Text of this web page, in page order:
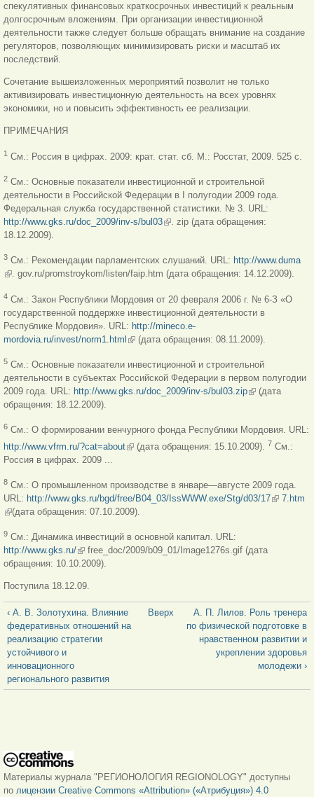
спекулятивных финансовых краткосрочных инвестиций к реальным
долгосрочным вложениям. При организации инвестиционной
деятельности также следует больше обращать внимание на создание
регуляторов, позволяющих минимизировать риски и масштаб их
последствий.
Сочетание вышеизложенных мероприятий позволит не только
активизировать инвестиционную деятельность на всех уровнях
экономики, но и повысить эффективность ее реализации.
ПРИМЕЧАНИЯ
1 См.: Россия в цифрах. 2009: крат. стат. сб. M.: Росстат, 2009. 525 с.
2 См.: Основные показатели инвестиционной и строительной
деятельности в Российской Федерации в I полугодии 2009 года.
Федеральная служба государственной статистики. № 3. URL:
http://www.gks.ru/doc_2009/inv-s/bul03(внешняя ссылка)
. zip (дата обращения:
18.12.2009).
3 См.: Рекомендации парламентских слушаний. URL: http://www.duma
(внешняя ссылка)
. gov.ru/promstroykom/listen/faip.htm (дата обращения: 14.12.2009).
4 См.: Закон Республики Мордовия от 20 февраля 2006 г. № 6-З «О
государственной поддержке инвестиционной деятельности в
Республике Мордовия». URL: http://mineco.e-
mordovia.ru/invest/norm1.html (внешняя ссылка)
(дата обращения: 08.11.2009).
5 См.: Основные показатели инвестиционной и строительной
деятельности в субъектах Российской Федерации в первом полугодии
2009 года. URL: http://www.gks.ru/doc_2009/inv-s/bul03.zip(внешняя
(дата
обращения: 18.12.2009).
6 См.: О формировании венчурного фонда Республики Мордовия. URL:
http://www.vfrm.ru/?cat=about(внешняя ссылка)
(дата обращения: 15.10.2009). 7 См.:
Россия в цифрах. 2009 ...
8 См.: О промышленном производстве в январе—августе 2009 года.
URL: http://www.gks.ru/bgd/free/B04_03/IssWWW.exe/Stg/d03/17(внешняя
7.htm
(внешняя ссылка)
(дата обращения: 07.10.2009).
9 См.: Динамика инвестиций в основной капитал. URL:
http://www.gks.ru/(внешняя ссылка)
free_doc/2009/b09_01/Image1276s.gif (дата
обращения: 10.10.2009).
Поступила 18.12.09.
‹ А. В. Золотухина. Влияние
федеративных отношений на
реализацию стратегии
устойчивого и
инновационного
регионального развития
Вверх
А. П. Лилов. Роль тренера
по физической подготовке в
нравственном развитии и
укреплении здоровья
молодежи ›
Материалы журнала "РЕГИОНОЛОГИЯ REGIONOLOGY" доступны
по лицензии Creative Commons «Attribution» («Атрибуция») 4.0